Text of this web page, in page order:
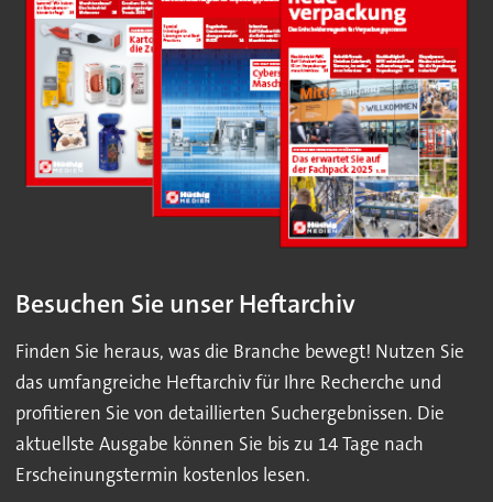
Besuchen Sie unser Heftarchiv
Finden Sie heraus, was die Branche bewegt! Nutzen Sie
das umfangreiche Heftarchiv für Ihre Recherche und
profitieren Sie von detaillierten Suchergebnissen. Die
aktuellste Ausgabe können Sie bis zu 14 Tage nach
Erscheinungstermin kostenlos lesen.